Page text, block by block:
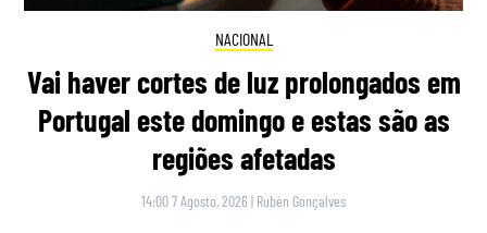
NACIONAL
Vai haver cortes de luz prolongados em
Portugal este domingo e estas são as
regiões afetadas
14:00 7 Agosto, 2026 | Rubén Gonçalves